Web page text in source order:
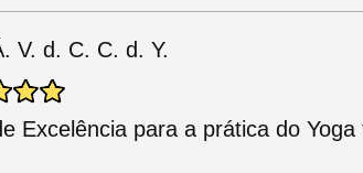
V. d. C. C. d. Y.
Excelência para a prática do